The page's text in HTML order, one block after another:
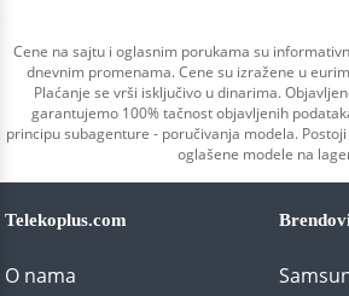
Cene na sajtu i oglasnim porukama su
dnevnim promenama. Cene su izražene u
Plaćanje se vrši isključivo u dinarima.
garantujemo 100% tačnost objavljenih
principu subagenture - poručivanja modela.
oglašene modele na
Telekoplus.com
O nama